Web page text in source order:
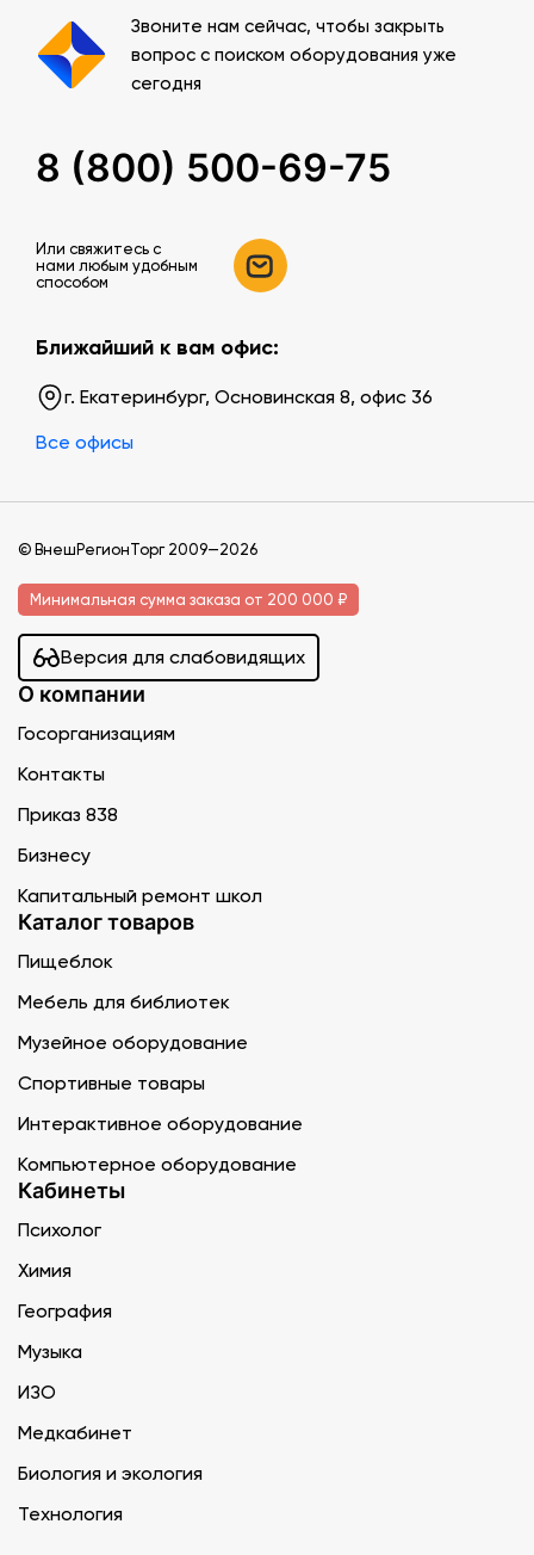
Звоните нам сейчас, чтобы закрыть
вопрос с поиском оборудования уже
сегодня
8 (800) 500-69-75
Или свяжитесь c
нами любым удобным
способом
Ближайший к вам офис:
г. Екатеринбург, Основинская 8, офис 36
Все офисы
© ВнешРегионТорг 2009—2026
Минимальная сумма заказа от 200 000 ₽
Версия для слабовидящих
О компании
Госорганизациям
Контакты
Приказ 838
Бизнесу
Капитальный ремонт школ
Каталог товаров
Пищеблок
Мебель для библиотек
Музейное оборудование
Спортивные товары
Интерактивное оборудование
Компьютерное оборудование
Кабинеты
Психолог
Химия
География
Музыка
ИЗО
Медкабинет
Биология и экология
Технология